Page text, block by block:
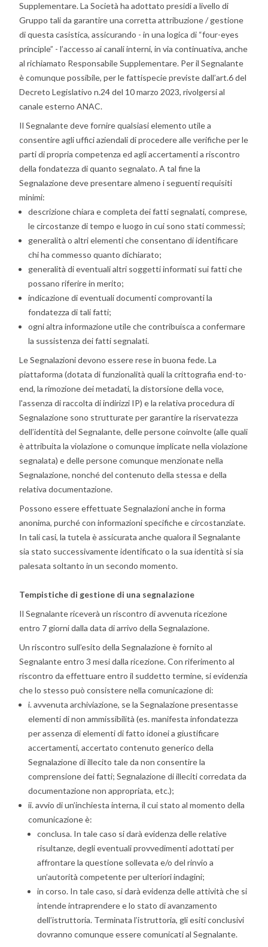
Supplementare. La Società ha adottato presidi a livello di
Gruppo tali da garantire una corretta attribuzione / gestione
di questa casistica, assicurando - in una logica di “four-eyes
principle” - l’accesso ai canali interni, in via continuativa, anche
al richiamato Responsabile Supplementare. Per il Segnalante
è comunque possibile, per le fattispecie previste dall’art.6 del
Decreto Legislativo n.24 del 10 marzo 2023, rivolgersi al
canale esterno ANAC.
Il Segnalante deve fornire qualsiasi elemento utile a
consentire agli uffici aziendali di procedere alle verifiche per le
parti di propria competenza ed agli accertamenti a riscontro
della fondatezza di quanto segnalato. A tal fine la
Segnalazione deve presentare almeno i seguenti requisiti
minimi:
descrizione chiara e completa dei fatti segnalati, comprese,
le circostanze di tempo e luogo in cui sono stati commessi;
generalità o altri elementi che consentano di identificare
chi ha commesso quanto dichiarato;
generalità di eventuali altri soggetti informati sui fatti che
possano riferire in merito;
indicazione di eventuali documenti comprovanti la
fondatezza di tali fatti;
ogni altra informazione utile che contribuisca a confermare
la sussistenza dei fatti segnalati.
Le Segnalazioni devono essere rese in buona fede. La
piattaforma (dotata di funzionalità quali la crittografia end-to-
end, la rimozione dei metadati, la distorsione della voce,
l'assenza di raccolta di indirizzi IP) e la relativa procedura di
Segnalazione sono strutturate per garantire la riservatezza
dell’identità del Segnalante, delle persone coinvolte (alle quali
è attribuita la violazione o comunque implicate nella violazione
segnalata) e delle persone comunque menzionate nella
Segnalazione, nonché del contenuto della stessa e della
relativa documentazione.
Possono essere effettuate Segnalazioni anche in forma
anonima, purché con informazioni specifiche e circostanziate.
In tali casi, la tutela è assicurata anche qualora il Segnalante
sia stato successivamente identificato o la sua identità si sia
palesata soltanto in un secondo momento.
Tempistiche di gestione di una segnalazione
Il Segnalante riceverà un riscontro di avvenuta ricezione
entro 7 giorni dalla data di arrivo della Segnalazione.
Un riscontro sull’esito della Segnalazione è fornito al
Segnalante entro 3 mesi dalla ricezione. Con riferimento al
riscontro da effettuare entro il suddetto termine, si evidenzia
che lo stesso può consistere nella comunicazione di:
i. avvenuta archiviazione, se la Segnalazione presentasse
elementi di non ammissibilità (es. manifesta infondatezza
per assenza di elementi di fatto idonei a giustificare
accertamenti, accertato contenuto generico della
Segnalazione di illecito tale da non consentire la
comprensione dei fatti; Segnalazione di illeciti corredata da
documentazione non appropriata, etc.);
ii. avvio di un’inchiesta interna, il cui stato al momento della
comunicazione è:
conclusa. In tale caso si darà evidenza delle relative
risultanze, degli eventuali provvedimenti adottati per
affrontare la questione sollevata e/o del rinvio a
un’autorità competente per ulteriori indagini;
in corso. In tale caso, si darà evidenza delle attività che si
intende intraprendere e lo stato di avanzamento
dell’istruttoria. Terminata l’istruttoria, gli esiti conclusivi
dovranno comunque essere comunicati al Segnalante.